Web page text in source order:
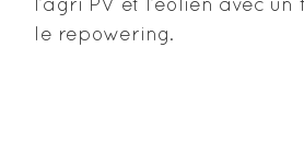
l’agri PV et l’éolien avec
le repowering.